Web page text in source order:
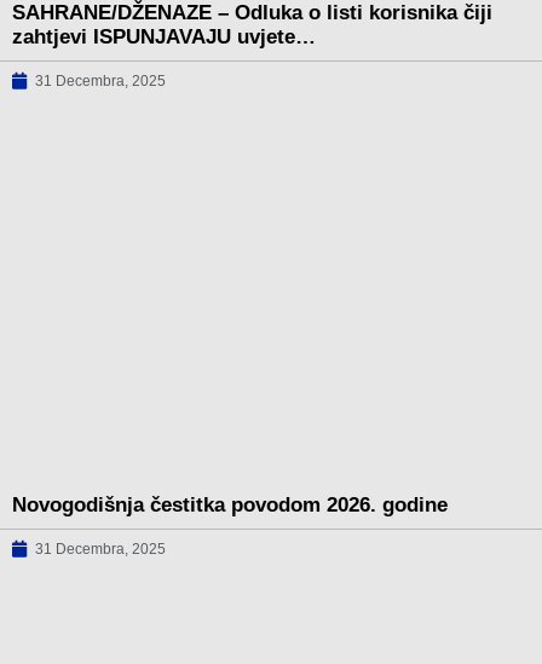
SAHRANE/DŽENAZE – Odluka o listi korisnika čiji
zahtjevi ISPUNJAVAJU uvjete…
31 Decembra, 2025
Novogodišnja čestitka povodom 2026. godine
31 Decembra, 2025